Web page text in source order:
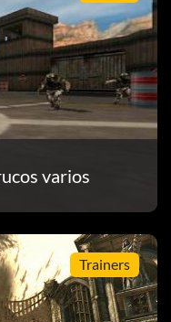
varios
Trainers